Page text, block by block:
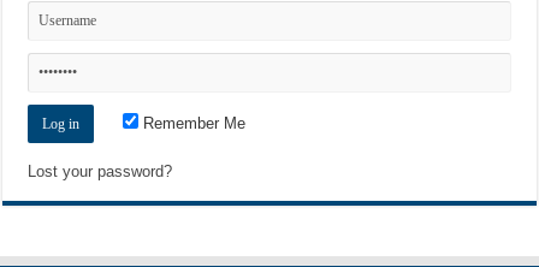
Remember Me
Lost your password?